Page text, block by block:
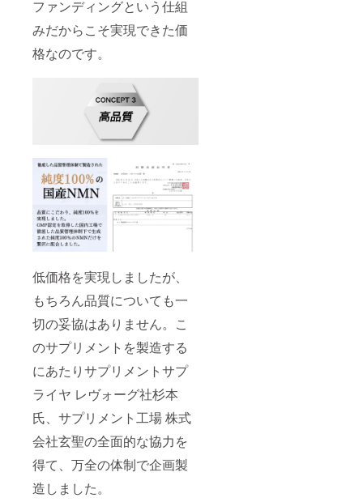
ファンディングという仕組
みだからこそ実現できた価
格なのです。
低価格を実現しましたが、
もちろん品質についても一
切の妥協はありません。こ
のサプリメントを製造する
にあたりサプリメントサプ
ライヤ レヴォーグ社杉本
氏、サプリメント工場 株式
会社玄聖の全面的な協力を
得て、万全の体制で企画製
造しました。